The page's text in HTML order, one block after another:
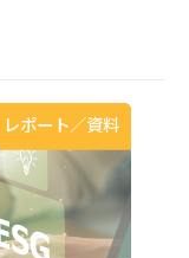
レポート／資料